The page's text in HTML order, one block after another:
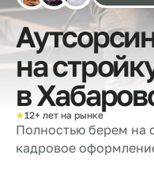
на
в
★12+ лет на рынке
Полностью берем на
кадровое